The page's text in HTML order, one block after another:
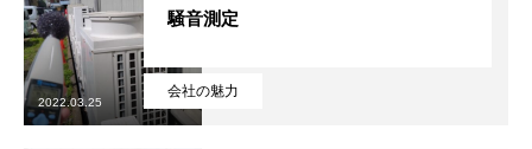
会社の魅力
騒音測定
2022.03.25